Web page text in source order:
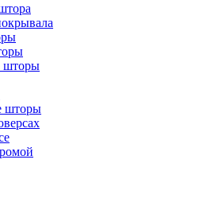
шторы
шторы